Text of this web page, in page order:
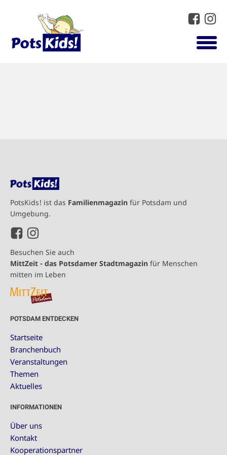
PotsKids! ist das Familienmagazin für Potsdam und
Umgebung.
Besuchen Sie auch
MittZeit - das Potsdamer Stadtmagazin für Menschen
mitten im Leben
POTSDAM ENTDECKEN
Startseite
Branchenbuch
Veranstaltungen
Themen
Aktuelles
INFORMATIONEN
Über uns
Kontakt
Kooperationspartner